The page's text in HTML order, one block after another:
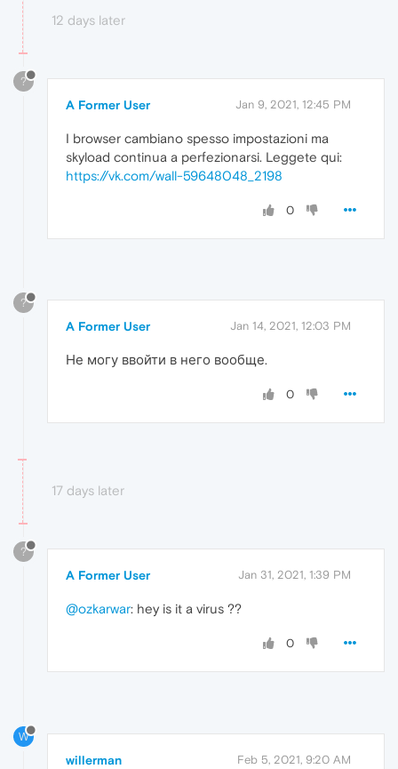
12 days later
?
A Former User Jan 9, 2021, 12:45 PM
I browser cambiano spesso impostazioni ma
skyload continua a perfezionarsi. Leggete qui:
https://vk.com/wall-59648048_2198
0
?
A Former User Jan 14, 2021, 12:03 PM
Не могу ввойти в него вообще.
0
17 days later
?
A Former User Jan 31, 2021, 1:39 PM
@ozkarwar: hey is it a virus ??
0
W
willerman Feb 5, 2021, 9:20 AM